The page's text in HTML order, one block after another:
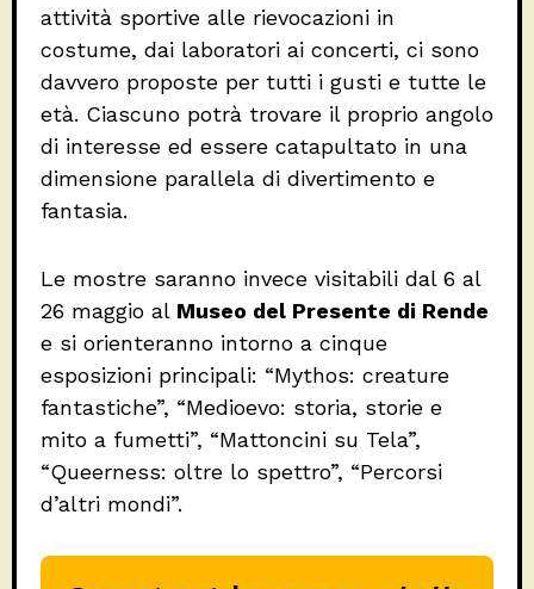
attività sportive alle rievocazioni in
costume, dai laboratori ai concerti, ci sono
davvero proposte per tutti i gusti e tutte le
età. Ciascuno potrà trovare il proprio angolo
di interesse ed essere catapultato in una
dimensione parallela di divertimento e
fantasia.
Le mostre saranno invece visitabili dal 6 al
26 maggio al Museo del Presente di Rende
e si orienteranno intorno a cinque
esposizioni principali: “Mythos: creature
fantastiche”, “Medioevo: storia, storie e
mito a fumetti”, “Mattoncini su Tela”,
“Queerness: oltre lo spettro”, “Percorsi
d’altri mondi”.